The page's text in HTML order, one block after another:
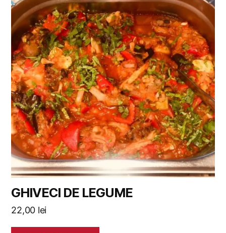
GHIVECI DE LEGUME
22,00 lei